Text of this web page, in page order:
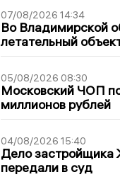
07/08/2026 14:34
Во Владимирской
летательный
05/08/2026 08:30
Московский ЧОП
миллионов рублей
04/08/2026 15:40
Дело
передали в суд